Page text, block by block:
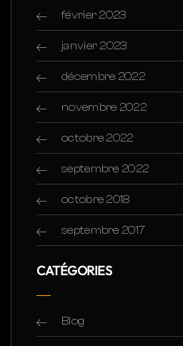
février 2023
janvier 2023
décembre 2022
novembre 2022
octobre 2022
septembre 2022
octobre 2018
septembre 2017
CATÉGORIES
Blog